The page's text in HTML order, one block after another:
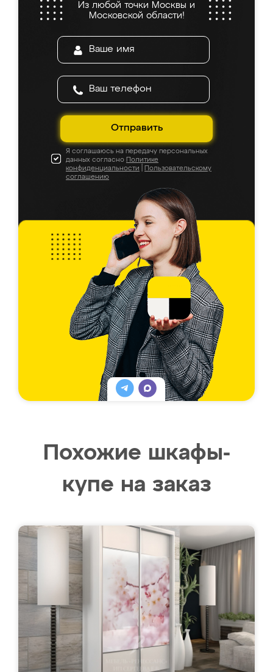
Из любой точки Москвы и
Московской области!
Отправить
Я соглашаюсь на передачу персональных
данных согласно Политике
конфиденциальности
Пользовательскому
соглашению
Похожие шкафы-
купе на заказ